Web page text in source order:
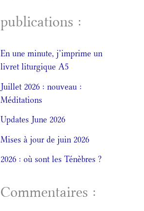
publications :
En une minute, j’imprime un
livret liturgique A5
Juillet 2026 : nouveau :
Méditations
Updates June 2026
Mises à jour de juin 2026
2026 : où sont les Ténèbres ?
Commentaires :